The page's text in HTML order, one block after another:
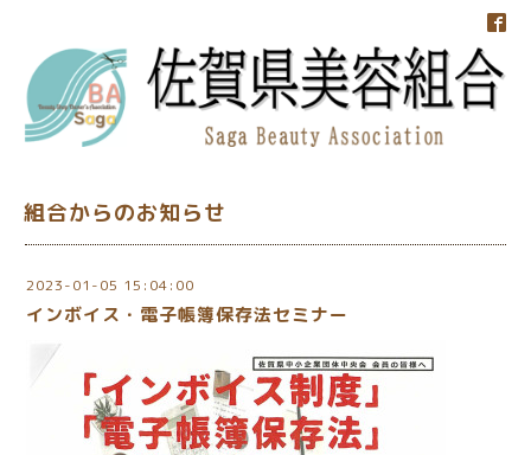
組合からのお知らせ
2023-01-05 15:04:00
インボイス・電子帳簿保存法セミナー